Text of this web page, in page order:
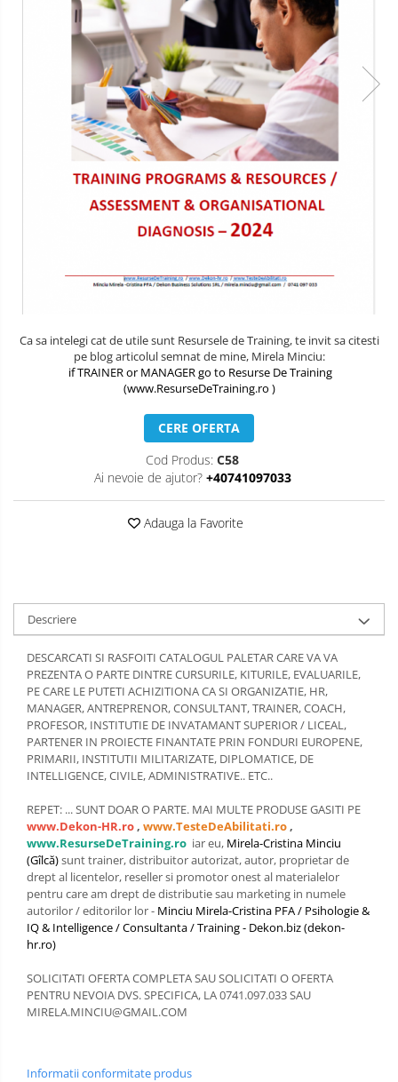
Comunicare (interpersonala, intra
- departamentala, intre-
departamente, in intrreaga
organizatie, in situatii de criza, cu
persoane de decizie, cu persoane
de influenta, cu pbeneficiari, in
functie de
COMUNICATII SPECIALE SI
SATELITARE
Creativitate & Inovare
CRIMINALISTICA / CONTRA-
TERORISM / ANTI-DROG / ANTI-
CRIMA ORGANIZATA
Cultura Organizationala
Intelligence & OSINT
LEADERSHIP MILITAR-CIVIL DE
COMANDA, INTEROPERATIVITATE,
STRATEGIE, REACTIE RAPIDA,
CONTROL MILITAR SI CIVIL
LOGISTICA MILITARA SI CIVILA
Luarea Deciziilor (rapid, analitic,
Negociere (Achizitie / Vanzari /
Cooperare / Competitie)
OPERATIUNI AERIENE MILITARE SI
CIVILE
OPERATIUNI MARITIME MILITARE SI
CIVILE
OPERATIUNI SPATIALE MILITARE SI
CIVILE
OPERATIUNI TERESTRE MILITARE SI
CIVILE
Performanta Echipei
Rezolvare de Probleme
Rezolvarea Conflictelor /
Neintelegerilor / Disputelor
Servicii & Relationarea cu Clientii
Teambuilding
Ca sa intelegi cat de utile sunt Resursele de Training, te invit sa citesti
pe blog articolul semnat de mine, Mirela Minciu:
if TRAINER or MANAGER go to Resurse De Training
(www.ResurseDeTraining.ro )
CERE OFERTA
Cod Produs: C58
Ai nevoie de ajutor? +40741097033
Adauga la Favorite
Descriere
DESCARCATI SI RASFOITI CATALOGUL PALETAR CARE VA VA
PREZENTA O PARTE DINTRE CURSURILE, KITURILE, EVALUARILE,
PE CARE LE PUTETI ACHIZITIONA CA SI ORGANIZATIE, HR,
MANAGER, ANTREPRENOR, CONSULTANT, TRAINER, COACH,
PROFESOR, INSTITUTIE DE INVATAMANT SUPERIOR / LICEAL,
PARTENER IN PROIECTE FINANTATE PRIN FONDURI EUROPENE,
PRIMARII, INSTITUTII MILITARIZATE, DIPLOMATICE, DE
INTELLIGENCE, CIVILE, ADMINISTRATIVE.. ETC..
REPET: ... SUNT DOAR O PARTE. MAI MULTE PRODUSE GASITI PE
www.Dekon-HR.ro, www.TesteDeAbilitati.ro,
www.ResurseDeTraining.ro iar eu, Mirela-Cristina Minciu
(Gîlcă)sunt trainer, distribuitor autorizat, autor, proprietar de
drept al licentelor, reseller si promotor onest al materialelor
pentru care am drept de distributie sau marketing in numele
autorilor / editorilor lor - Minciu Mirela-Cristina PFA / Psihologie &
IQ & Intelligence / Consultanta / Training - Dekon.biz (dekon-
hr.ro)
SOLICITATI OFERTA COMPLETA SAU SOLICITATI O OFERTA
PENTRU NEVOIA DVS. SPECIFICA, LA 0741.097.033 SAU
MIRELA.MINCIU@GMAIL.COM
Informatii conformitate produs